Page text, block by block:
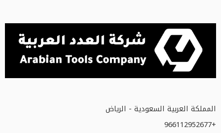
المملكة العربية السعودية - الرياض
+966112952677